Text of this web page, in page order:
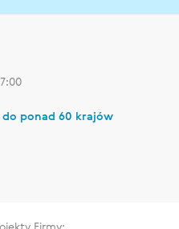
ponad 60 krajów